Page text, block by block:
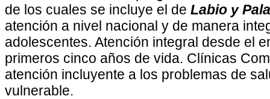
de los cuales se incluye el de Labio y
atención a nivel nacional y de manera
adolescentes. Atención integral desde el
primeros cinco años de vida. Clínicas
atención incluyente a los problemas de
vulnerable.